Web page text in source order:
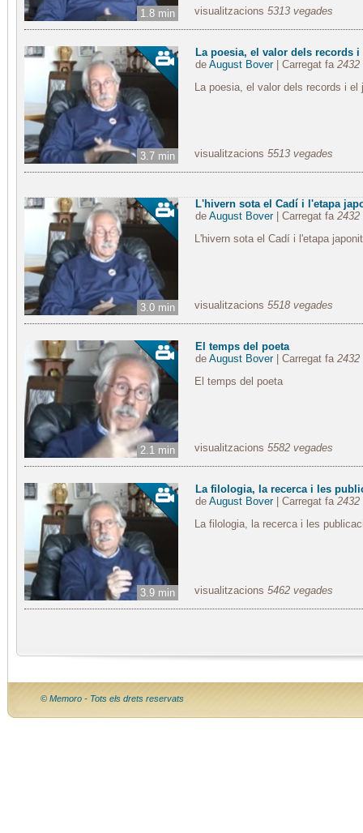
1.8 min visualitzacions 5313 vegades
3.7 min
La poesia, el valor dels records
de August Bover| Carregat fa 2432
La poesia, el valor dels records i
visualitzacions 5513 vegades
3.0 min
L'hivern sota el Cadí i l'etapa
de August Bover| Carregat fa 2432
L'hivern sota el Cadí i l'etapa
visualitzacions 5518 vegades
2.1 min
El temps del poeta
de August Bover| Carregat fa 2432
El temps del poeta
visualitzacions 5582 vegades
3.9 min
La filologia, la recerca i les
de August Bover| Carregat fa 2432
La filologia, la recerca i les
visualitzacions 5462 vegades
© Memoro - Tots els drets reservats